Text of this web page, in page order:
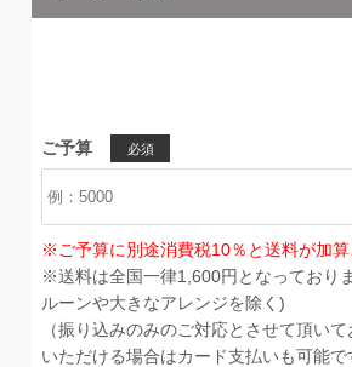
ご予算 必須
※ご予算に別途消費税10％と送料が加算
※送料は全国一律1,600円となっており
ルーンや大きなアレンジを除く)
（振り込みのみのご対応とさせて頂い
いただける場合はカード支払いも可能